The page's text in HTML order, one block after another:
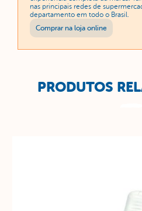
nas principais redes de
departamento em todo o Brasil.
Comprar na loja online
PRODUTOS